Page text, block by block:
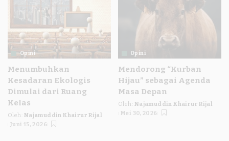
Opini
Menumbuhkan
Kesadaran Ekologis
Dimulai dari Ruang
Kelas
Posted
by
Oleh: Najamuddin Khairur Rijal
Juni 15, 2026
Opini
Mendorong “Kurban
Hijau” sebagai Agenda
Masa Depan
Posted
by
Oleh: Najamuddin Khairur Rijal
Mei 30, 2026